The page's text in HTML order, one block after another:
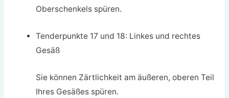
Oberschenkels spüren.
Tenderpunkte 17 und 18: Linkes und rechtes
Gesäß
Sie können Zärtlichkeit am äußeren, oberen Teil
Ihres Gesäßes spüren.